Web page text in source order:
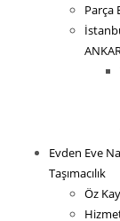
Parça
Evden Eve
Taşımacılık
Öz